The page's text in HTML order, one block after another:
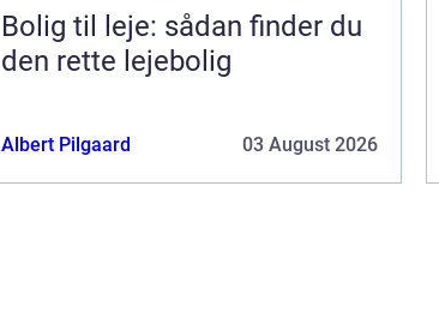
Bolig til leje: sådan finder du
den rette lejebolig
Albert Pilgaard 03 August 2026